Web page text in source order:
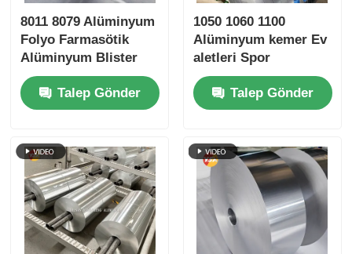
8011 8079 Alüminyum
Folyo Farmasötik
Alüminyum Blister
Folyo Yüksek Dyne
Easy Peel Çocuklara
dayanıklı Çıkıntılı
Hava geçirmez
Koruma Tıbbi
Paketleme Bariyer
Folyo
Talep Gönder
1050 1060 1100
Alüminyum kemer Ev
aletleri Spor
ekipmanları için
Talep Gönder